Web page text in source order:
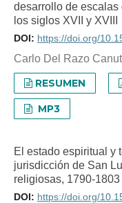
desarrollo de
los siglos XVII y XVIII
DOI: https://doi.org/
Carlo Del Razo
RESUMEN
MP3
El estado espiritual y
jurisdicción de San
religiosas, 1790-1803
DOI: https://doi.org/